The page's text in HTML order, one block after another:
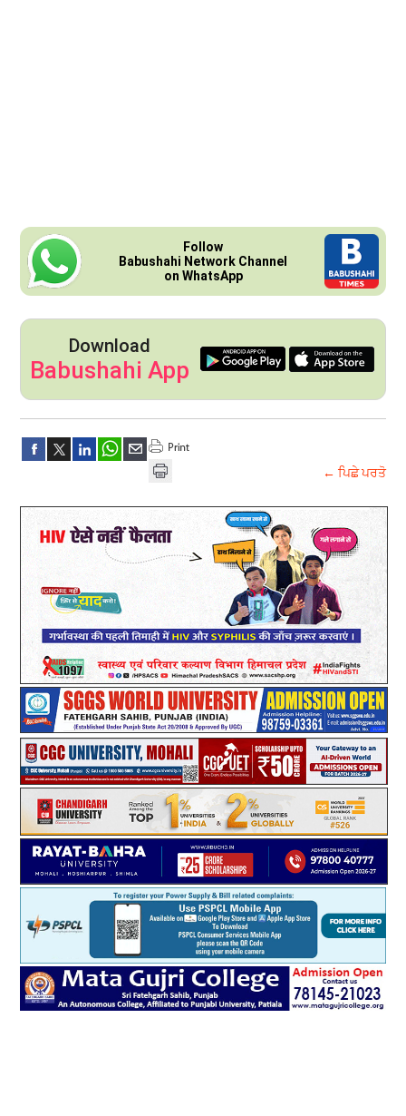
Follow
Babushahi Network Channel
on WhatsApp
Download
Babushahi App
← ਪਿਛੇ ਪਰਤੋ